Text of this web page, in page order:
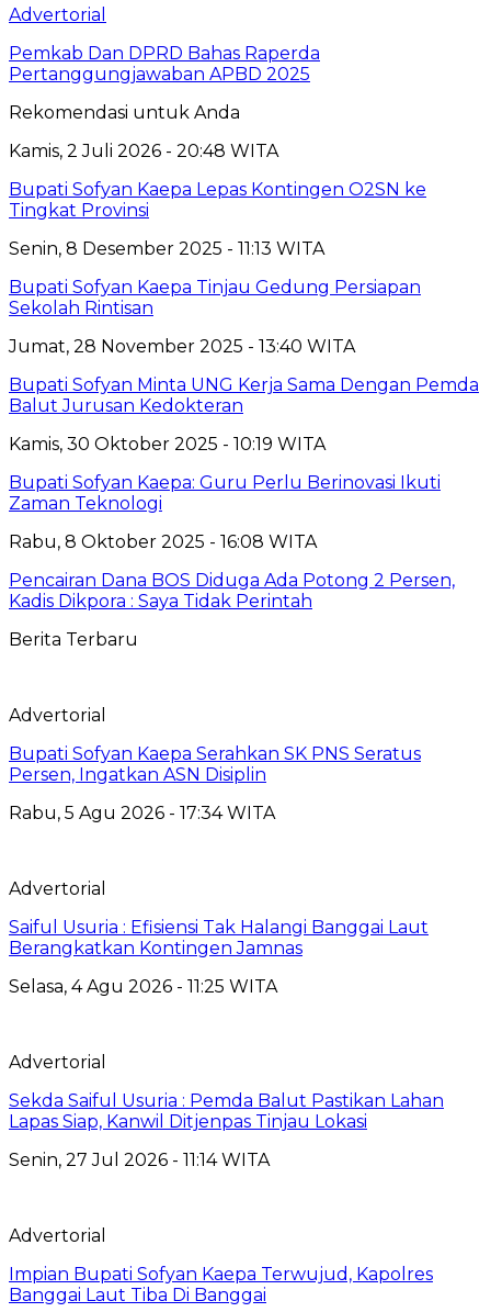
Advertorial
Pemkab Dan DPRD Bahas Raperda
Pertanggungjawaban APBD 2025
Rekomendasi untuk Anda
Kamis, 2 Juli 2026 - 20:48 WITA
Bupati Sofyan Kaepa Lepas Kontingen O2SN ke
Tingkat Provinsi
Senin, 8 Desember 2025 - 11:13 WITA
Bupati Sofyan Kaepa Tinjau Gedung Persiapan
Sekolah Rintisan
Jumat, 28 November 2025 - 13:40 WITA
Bupati Sofyan Minta UNG Kerja Sama Dengan Pemda
Balut Jurusan Kedokteran
Kamis, 30 Oktober 2025 - 10:19 WITA
Bupati Sofyan Kaepa: Guru Perlu Berinovasi Ikuti
Zaman Teknologi
Rabu, 8 Oktober 2025 - 16:08 WITA
Pencairan Dana BOS Diduga Ada Potong 2 Persen,
Kadis Dikpora : Saya Tidak Perintah
Berita Terbaru
Advertorial
Bupati Sofyan Kaepa Serahkan SK PNS Seratus
Persen, Ingatkan ASN Disiplin
Rabu, 5 Agu 2026 - 17:34 WITA
Advertorial
Saiful Usuria : Efisiensi Tak Halangi Banggai Laut
Berangkatkan Kontingen Jamnas
Selasa, 4 Agu 2026 - 11:25 WITA
Advertorial
Sekda Saiful Usuria : Pemda Balut Pastikan Lahan
Lapas Siap, Kanwil Ditjenpas Tinjau Lokasi
Senin, 27 Jul 2026 - 11:14 WITA
Advertorial
Impian Bupati Sofyan Kaepa Terwujud, Kapolres
Banggai Laut Tiba Di Banggai